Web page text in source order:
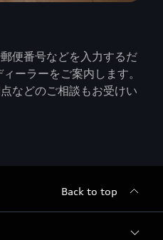
便番号などを入力するだ
ーラーをご案内します。
などのご相談もお受けい
Back to top